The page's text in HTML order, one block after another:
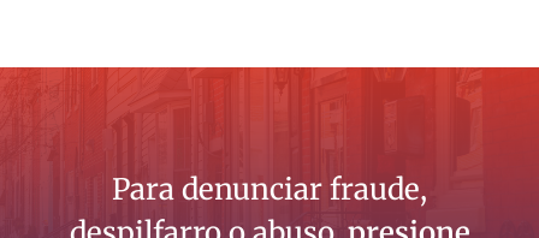
Para denunciar fraude,